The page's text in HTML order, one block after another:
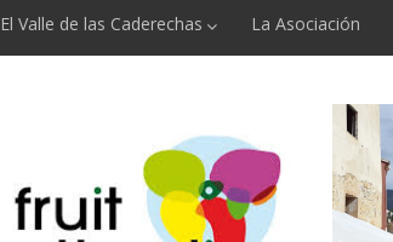
El Valle de las Caderechas La Asociación